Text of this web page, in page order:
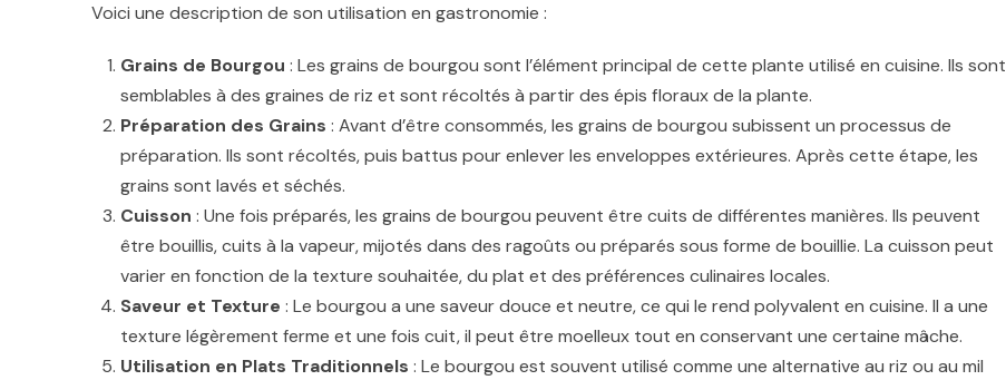
Voici une description de son utilisation en gastronomie :
Grains de Bourgou : Les grains de bourgou sont l’élément principal de cette plante utilisé en cuisine. Ils sont
semblables à des graines de riz et sont récoltés à partir des épis floraux de la plante.
Préparation des Grains : Avant d’être consommés, les grains de bourgou subissent un processus de
préparation. Ils sont récoltés, puis battus pour enlever les enveloppes extérieures. Après cette étape, les
grains sont lavés et séchés.
Cuisson : Une fois préparés, les grains de bourgou peuvent être cuits de différentes manières. Ils peuvent
être bouillis, cuits à la vapeur, mijotés dans des ragoûts ou préparés sous forme de bouillie. La cuisson peut
varier en fonction de la texture souhaitée, du plat et des préférences culinaires locales.
Saveur et Texture : Le bourgou a une saveur douce et neutre, ce qui le rend polyvalent en cuisine. Il a une
texture légèrement ferme et une fois cuit, il peut être moelleux tout en conservant une certaine mâche.
Utilisation en Plats Traditionnels : Le bourgou est souvent utilisé comme une alternative au riz ou au mil